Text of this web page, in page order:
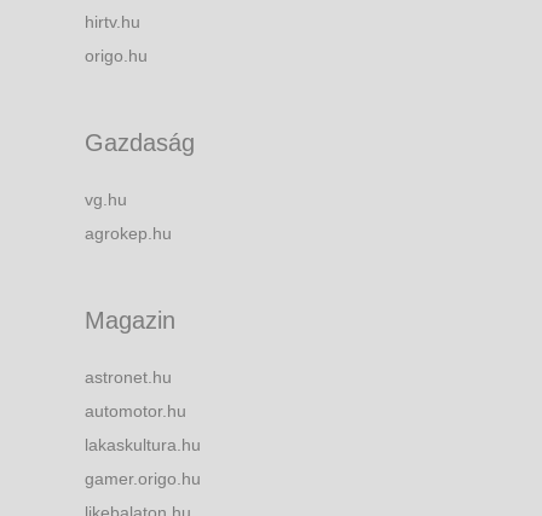
hirtv.hu
origo.hu
Gazdaság
vg.hu
agrokep.hu
Magazin
astronet.hu
automotor.hu
lakaskultura.hu
gamer.origo.hu